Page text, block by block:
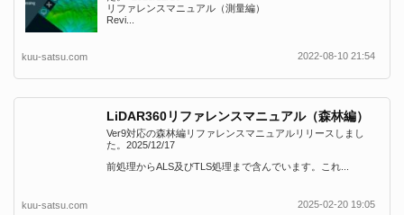
リファレンスマニュアル（測量編）
Revi...
kuu-satsu.com 2022-08-10 21:54
LiDAR360リファレンスマニュアル（森林編）
Ver9対応の森林編リファレンスマニュアルリリースしまし
た。2025/12/17
前処理からALS及びTLS処理まで含んでいます。これ...
kuu-satsu.com 2025-02-20 19:05